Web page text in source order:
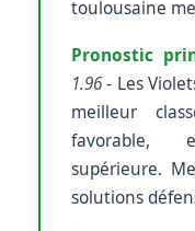
toulousaine
Pronostic
1.96- Les
meilleur
favorable,
supérieure.
solutions